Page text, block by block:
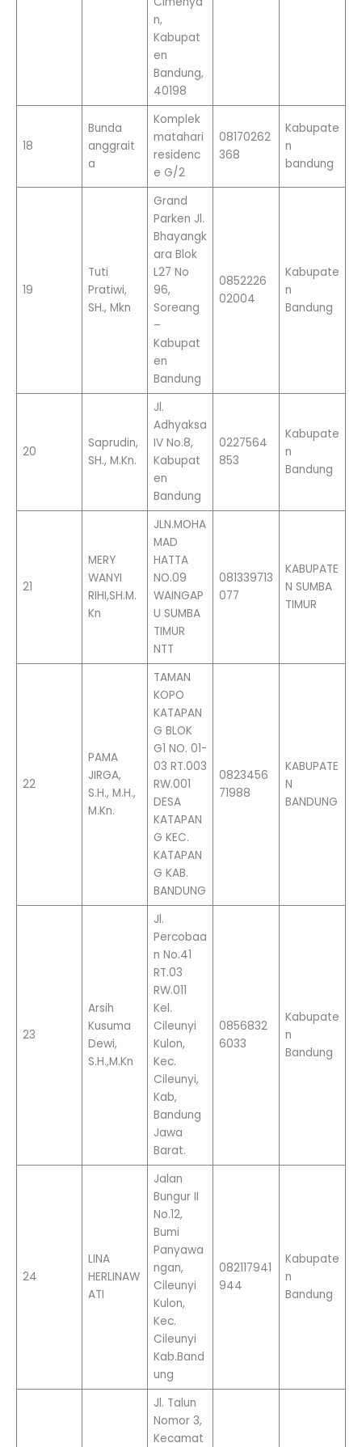
n,
Kabupat
en
Bandung,
40198
18
Bunda
anggrait
a
Komplek
matahari
residenc
e G/2
08170262
368
Kabupate
n
bandung
19
Tuti
Pratiwi,
SH., Mkn
Grand
Parken Jl.
Bhayangk
ara Blok
L27 No
96,
Soreang
–
Kabupat
en
Bandung
0852226
02004
Kabupate
n
Bandung
20
Saprudin,
SH., M.Kn.
Jl.
Adhyaksa
IV No.8,
Kabupat
en
Bandung
0227564
853
Kabupate
n
Bandung
21
MERY
WANYI
RIHI,SH.M.
Kn
JLN.MOHA
MAD
HATTA
NO.09
WAINGAP
U SUMBA
TIMUR
NTT
081339713
077
KABUPATE
N SUMBA
TIMUR
22
PAMA
JIRGA,
S.H., M.H.,
M.Kn.
TAMAN
KOPO
KATAPAN
G BLOK
G1 NO. 01-
03 RT.003
RW.001
DESA
KATAPAN
G KEC.
KATAPAN
G KAB.
BANDUNG
0823456
71988
KABUPATE
N
BANDUNG
23
Arsih
Kusuma
Dewi,
S.H.,M.Kn
Jl.
Percobaa
n No.41
RT.03
RW.011
Kel.
Cileunyi
Kulon,
Kec.
Cileunyi,
Kab,
Bandung
Jawa
Barat.
0856832
6033
Kabupate
n
Bandung
24
LINA
HERLINAW
ATI
Jalan
Bungur II
No.12,
Bumi
Panyawa
ngan,
Cileunyi
Kulon,
Kec.
Cileunyi
Kab.Band
ung
082117941
944
Kabupate
n
Bandung
Jl. Talun
Nomor 3,
Kecamat